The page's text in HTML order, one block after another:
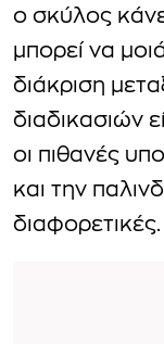
ο σκύλος
μπορεί να
διάκριση
διαδικασιών
οι πιθανές
και την
διαφορετικές.